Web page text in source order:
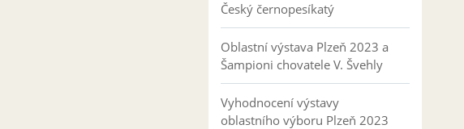
Český černopesíkatý
Oblastní výstava Plzeň 2023 a
Šampioni chovatele V. Švehly
Vyhodnocení výstavy
oblastního výboru Plzeň 2023